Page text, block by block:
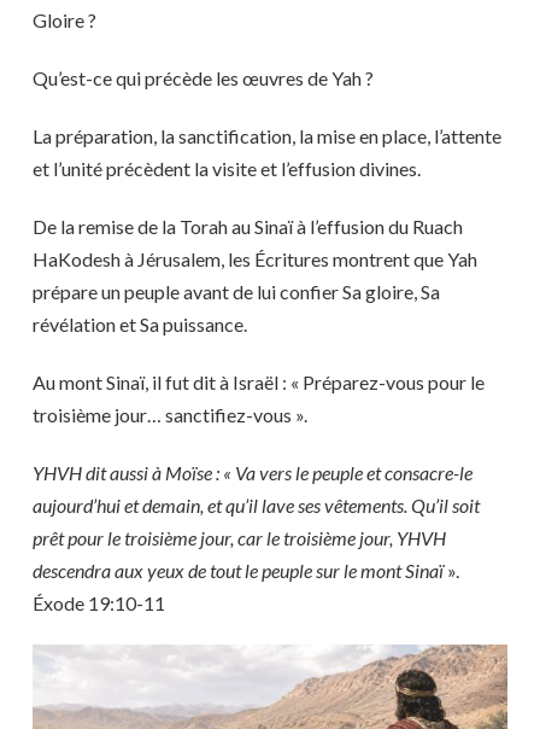
Gloire ?
Qu’est-ce qui précède les œuvres de Yah ?
La préparation, la sanctification, la mise en place, l’attente
et l’unité précèdent la visite et l’effusion divines.
De la remise de la Torah au Sinaï à l’effusion du Ruach
HaKodesh à Jérusalem, les Écritures montrent que Yah
prépare un peuple avant de lui confier Sa gloire, Sa
révélation et Sa puissance.
Au mont Sinaï, il fut dit à Israël : « Préparez-vous pour le
troisième jour… sanctifiez-vous ».
YHVH dit aussi à Moïse : « Va vers le peuple et consacre-le
aujourd’hui et demain, et qu’il lave ses vêtements. Qu’il soit
prêt pour le troisième jour, car le troisième jour, YHVH
descendra aux yeux de tout le peuple sur le mont Sinaï».
Éxode 19:10-11